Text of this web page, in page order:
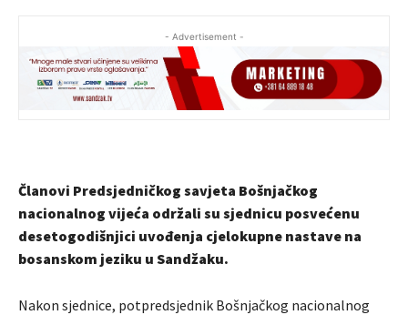
- Advertisement -
Članovi Predsjedničkog savjeta Bošnjačkog
nacionalnog vijeća održali su sjednicu posvećenu
desetogodišnjici uvođenja cjelokupne nastave na
bosanskom jeziku u Sandžaku.
Nakon sjednice, potpredsjednik Bošnjačkog nacionalnog